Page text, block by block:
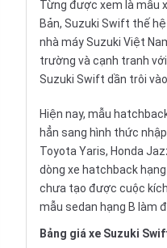
Từng được xem là mẫu
Bản, Suzuki Swift thế
nhà máy Suzuki Việt
trường và cạnh tranh
Suzuki Swift dần trôi
Hiện nay, mẫu
hẳn sang hình thức
Toyota Yaris, Honda
dòng xe hatchback
chưa tạo được cuộc
mẫu sedan hạng B làm
Bảng giá xe Suzuki